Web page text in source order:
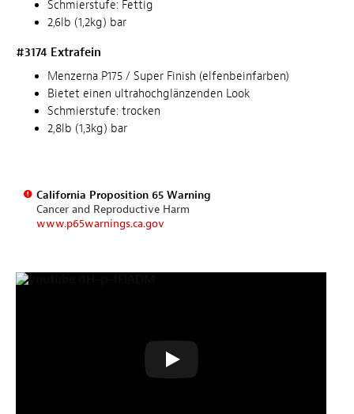
Schmierstufe: Fettig
2,6lb (1,2kg) bar
#3174 Extrafein
Menzerna P175 / Super Finish (elfenbeinfarben)
Bietet einen ultrahochglänzenden Look
Schmierstufe: trocken
2,8lb (1,3kg) bar
California Proposition 65 Warning
Cancer and Reproductive Harm
www.p65warnings.ca.gov